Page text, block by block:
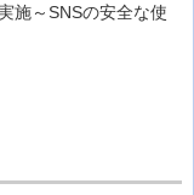
施～SNSの安全な使